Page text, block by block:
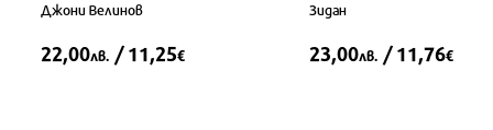
Джони Велинов
22,00лв. / 11,25€
Зидан
23,00лв. / 11,76€